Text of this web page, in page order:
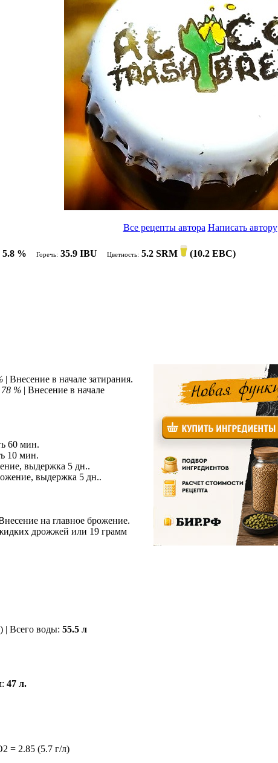
Все рецепты автора Написать автору
5.8 % Горечь: 35.9 IBU Цветность: 5.2 SRM (10.2 EBC)
| Внесение в начале затирания.
% | Внесение в начале
60 мин.
10 мин.
выдержка 5 дн..
выдержка 5 дн..
на главное брожение.
дрожжей или 19 грамм
| Всего воды: 55.5 л
47 л.
= 2.85 (5.7 г/л)